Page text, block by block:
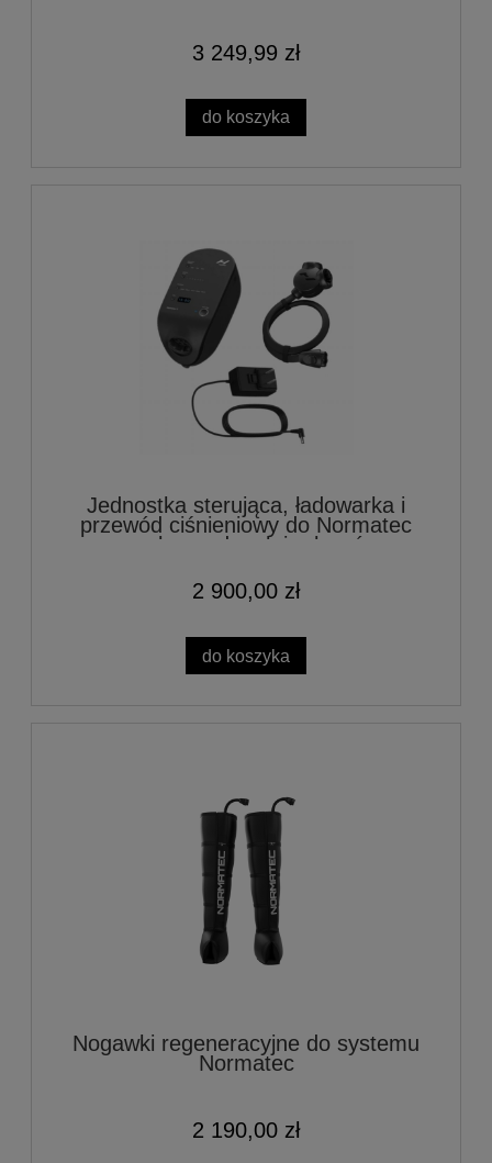
3 249,99 zł
do koszyka
Jednostka sterująca, ładowarka i
przewód ciśnieniowy do Normatec
nogawek, spodenek i rękawów na
2 900,00 zł
do koszyka
Nogawki regeneracyjne do systemu
Normatec
2 190,00 zł